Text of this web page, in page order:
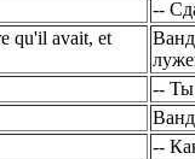
--
qu'il avait, et
-- Ты
--